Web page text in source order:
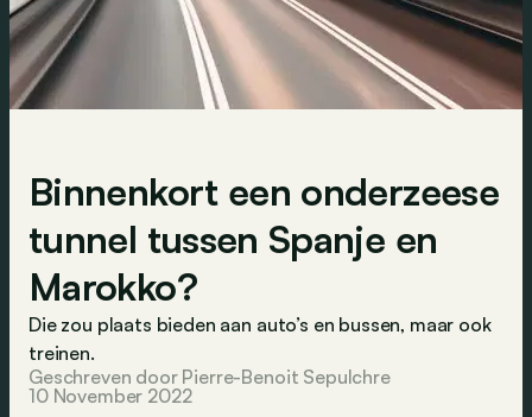
Binnenkort een onderzeese
tunnel tussen Spanje en
Marokko?
Die zou plaats bieden aan auto’s en bussen, maar ook
treinen.
Geschreven door Pierre-Benoit Sepulchre
10 November 2022